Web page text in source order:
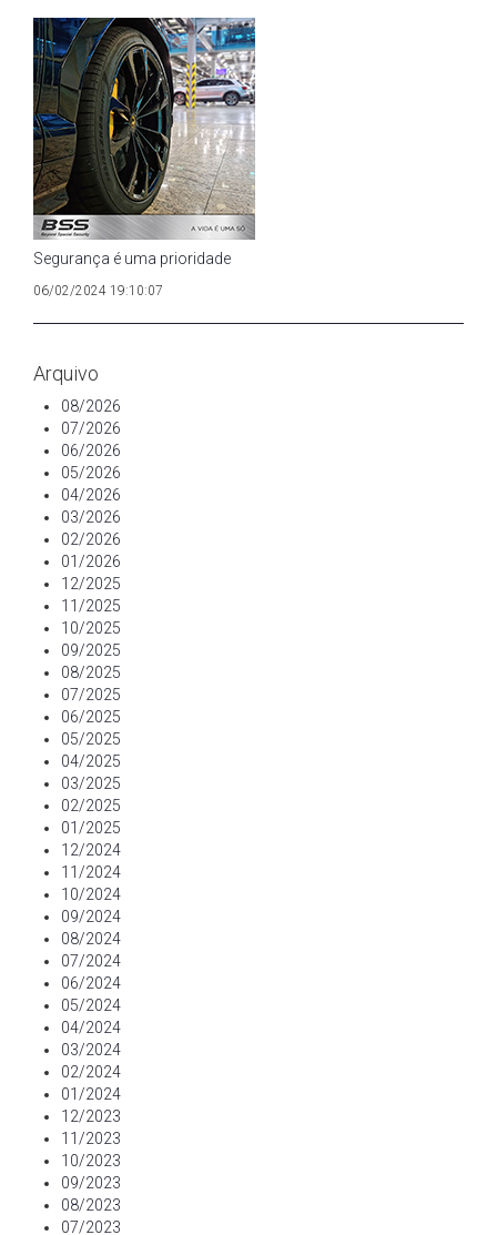
Segurança é uma prioridade
06/02/2024 19:10:07
Arquivo
08/2026
07/2026
06/2026
05/2026
04/2026
03/2026
02/2026
01/2026
12/2025
11/2025
10/2025
09/2025
08/2025
07/2025
06/2025
05/2025
04/2025
03/2025
02/2025
01/2025
12/2024
11/2024
10/2024
09/2024
08/2024
07/2024
06/2024
05/2024
04/2024
03/2024
02/2024
01/2024
12/2023
11/2023
10/2023
09/2023
08/2023
07/2023